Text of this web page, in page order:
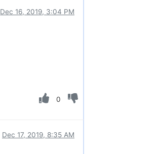
Dec 16, 2019, 3:04 PM
0
Dec 17, 2019, 8:35 AM